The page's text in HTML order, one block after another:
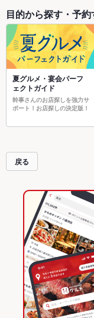
目的から探す・予約
夏グルメ・宴会パーフ
ェクトガイド
幹事さんのお店探しを強力サ
ポート！お店探しの決定版！
戻る